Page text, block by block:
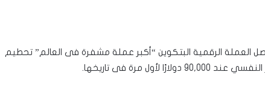
العملة الرقمية البتكوين “أكبر عملة مشفرة فى العالم” تحطيم
لأول مرة فى تاريخها.